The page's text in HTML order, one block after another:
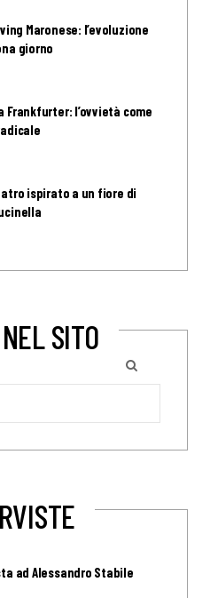
Maronese: l’evoluzione
giorno
Frankfurter: l’ovvietà come
ispirato a un fiore di
SITO
ad Alessandro Stabile